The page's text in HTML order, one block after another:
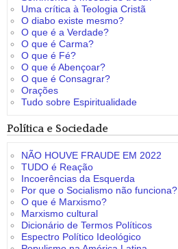
Uma crítica à Teologia Cristã
O diabo existe mesmo?
O que é a Verdade?
O que é Carma?
O que é Fé?
O que é Abençoar?
O que é Consagrar?
Orações
Tudo sobre Espiritualidade
Política e Sociedade
NÃO HOUVE FRAUDE EM 2022
TUDO é Reação
Incoerências da Esquerda
Por que o Socialismo não funciona?
O que é Marxismo?
Marxismo cultural
Dicionário de Termos Políticos
Espectro Político Ideológico